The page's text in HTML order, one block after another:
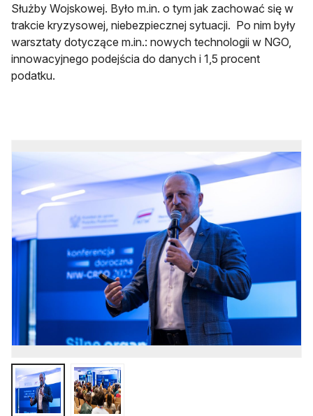
Służby Wojskowej. Było m.in. o tym jak zachować się w
trakcie kryzysowej, niebezpiecznej sytuacji. Po nim były
warsztaty dotyczące m.in.: nowych technologii w NGO,
innowacyjnego podejścia do danych i 1,5 procent
podatku.